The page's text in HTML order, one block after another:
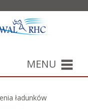
MENU
ładunków